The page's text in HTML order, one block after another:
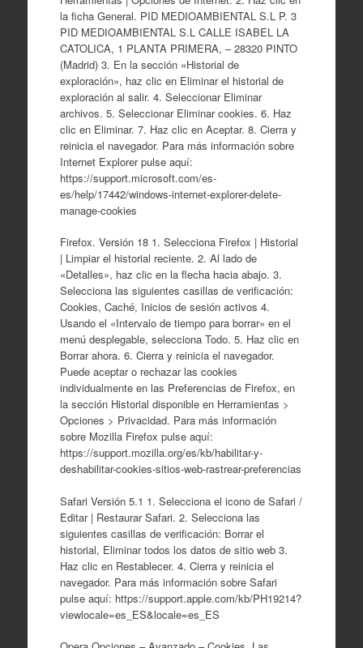
la ficha General. PID MEDIOAMBIENTAL S.L P. 3
PID MEDIOAMBIENTAL S.L CALLE ISABEL LA
CATOLICA, 1 PLANTA PRIMERA, – 28320 PINTO
(Madrid) 3. En la sección «Historial de
exploración», haz clic en Eliminar el historial de
exploración al salir. 4. Seleccionar Eliminar
archivos. 5. Seleccionar Eliminar cookies. 6. Haz
clic en Eliminar. 7. Haz clic en Aceptar. 8. Cierra y
reinicia el navegador. Para más información sobre
Internet Explorer pulse aquí:
https://support.microsoft.com/es-
es/help/17442/windows-internet-explorer-delete-
manage-cookies
Firefox. Versión 18 1. Selecciona Firefox | Historial
| Limpiar el historial reciente. 2. Al lado de
«Detalles», haz clic en la flecha hacia abajo. 3.
Selecciona las siguientes casillas de verificación:
Cookies, Caché, Inicios de sesión activos 4.
Usando el «Intervalo de tiempo para borrar» en el
menú desplegable, selecciona Todo. 5. Haz clic en
Borrar ahora. 6. Cierra y reinicia el navegador.
Puede aceptar o rechazar las cookies
individualmente en las Preferencias de Firefox, en
la sección Historial disponible en Herramientas >
Opciones > Privacidad. Para más información
sobre Mozilla Firefox pulse aquí:
https://support.mozilla.org/es/kb/habilitar-y-
deshabilitar-cookies-sitios-web-rastrear-preferencias
Safari Versión 5.1 1. Selecciona el icono de Safari /
Editar | Restaurar Safari. 2. Selecciona las
siguientes casillas de verificación: Borrar el
historial, Eliminar todos los datos de sitio web 3.
Haz clic en Restablecer. 4. Cierra y reinicia el
navegador. Para más información sobre Safari
pulse aquí: https://support.apple.com/kb/PH19214?
viewlocale=es_ES&locale=es_ES